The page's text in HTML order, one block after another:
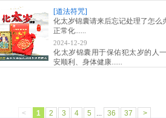
[道法符咒]
化太岁锦囊请来后忘记处理了怎么
正常化......
2024-12-29
化太岁锦囊用于保佑犯太岁的人
安顺利、身体健康......
< 1 2 3 4 5 ... 36 37 >